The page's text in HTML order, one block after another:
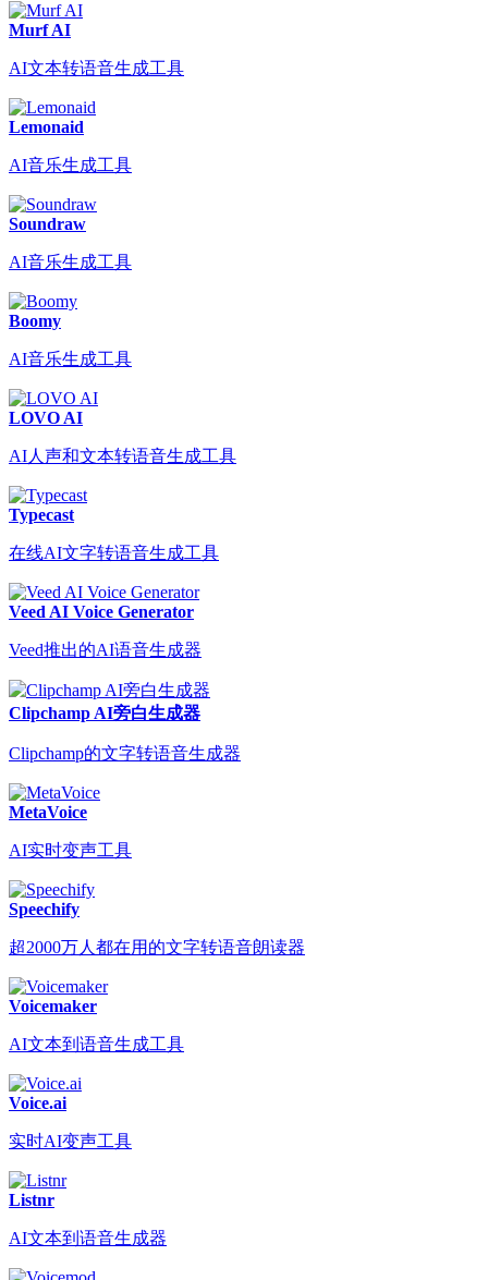
Murf AI
AI文本转语音生成工具
Lemonaid
AI音乐生成工具
Soundraw
AI音乐生成工具
Boomy
AI音乐生成工具
LOVO AI
AI人声和文本转语音生成工具
Typecast
在线AI文字转语音生成工具
Veed AI Voice Generator
Veed推出的AI语音生成器
Clipchamp AI旁白生成器
Clipchamp的文字转语音生成器
MetaVoice
AI实时变声工具
Speechify
超2000万人都在用的文字转语音朗读器
Voicemaker
AI文本到语音生成工具
Voice.ai
实时AI变声工具
Listnr
AI文本到语音生成器